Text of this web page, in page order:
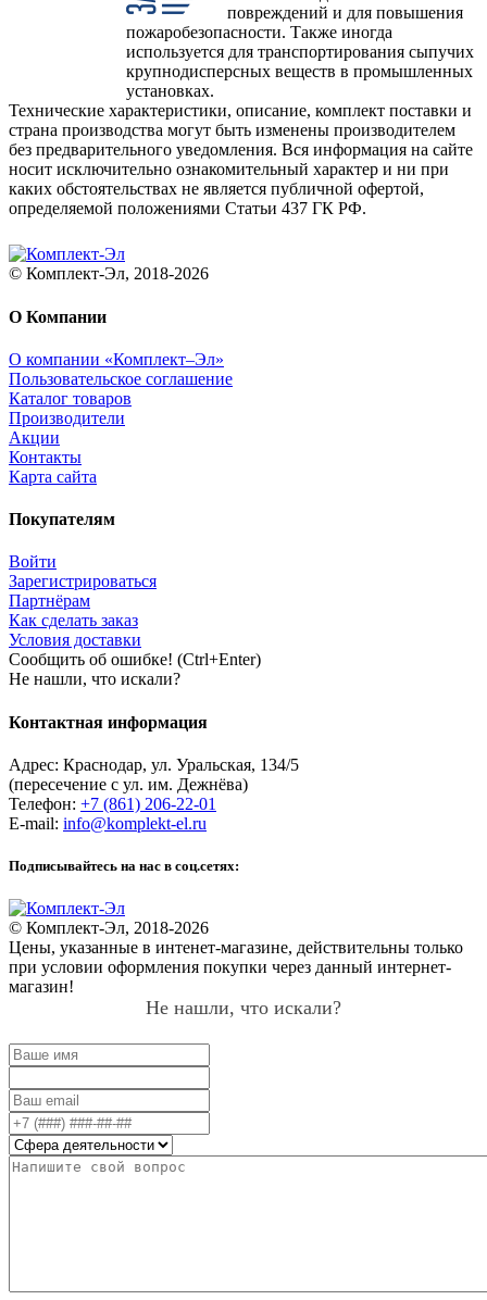
повреждений и для повышения
пожаробезопасности. Также иногда
используется для транспортирования сыпучих
крупнодисперсных веществ в промышленных
установках.
Технические характеристики, описание, комплект поставки и
страна производства могут быть изменены производителем
без предварительного уведомления. Вся информация на сайте
носит исключительно ознакомительный характер и ни при
каких обстоятельствах не является публичной офертой,
определяемой положениями Статьи 437 ГК РФ.
© Комплект-Эл, 2018-2026
О Компании
О компании «Комплект–Эл»
Пользовательское соглашение
Каталог товаров
Производители
Акции
Контакты
Карта сайта
Покупателям
Войти
Зарегистрироваться
Партнёрам
Как сделать заказ
Условия доставки
Сообщить об ошибке! (Ctrl+Enter)
Не нашли, что искали?
Контактная информация
Адрес: Краснодар, ул. Уральская, 134/5
(пересечение с ул. им. Дежнёва)
Телефон: +7 (861) 206-22-01
E-mail: info@komplekt-el.ru
Подписывайтесь на нас в соц.сетях:
© Комплект-Эл, 2018-2026
Цены, указанные в интенет-магазине, действительны только
при условии оформления покупки через данный интернет-
магазин!
Не нашли, что искали?